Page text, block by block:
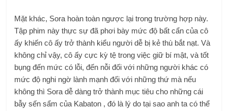
Mặt khác, Sora hoàn toàn ngược lại trong trường hợp này.
Tập phim này thực sự đã phơi bày mức độ bất cẩn của cô
ấy khiến cô ấy trở thành kiểu người dễ bị kẻ thù bắt nạt. Và
không chỉ vậy, cô ấy cực kỳ tệ trong việc giữ bí mật, và tốt
bụng đến mức có lỗi, đến nỗi đối với những người khác có
mức độ nghi ngờ lành mạnh đối với những thứ mà nếu
không thì Sora dễ dàng trở thành mục tiêu cho những cái
bẫy sến sẩm của Kabaton , đó là lý do tại sao anh ta có thể